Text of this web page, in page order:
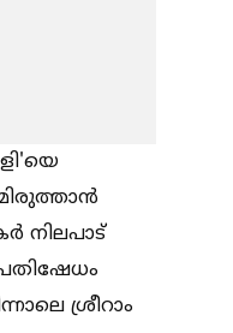
നിലപാട്
ശ്രീറാം